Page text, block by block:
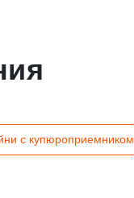
с купюроприемником